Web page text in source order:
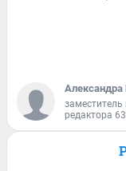
заместитель
редактора